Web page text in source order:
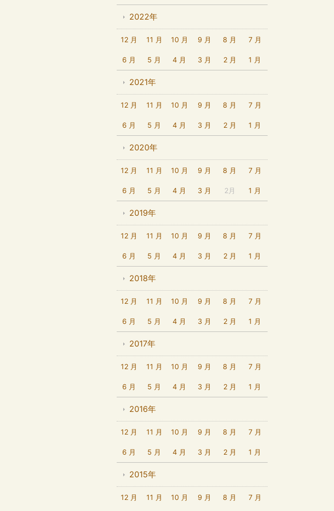
2022年
12 月 11 月 10 月 9 月 8 月 7 月
6 月 5 月 4 月 3 月 2 月 1 月
2021年
12 月 11 月 10 月 9 月 8 月 7 月
6 月 5 月 4 月 3 月 2 月 1 月
2020年
12 月 11 月 10 月 9 月 8 月 7 月
6 月 5 月 4 月 3 月 2月 1 月
2019年
12 月 11 月 10 月 9 月 8 月 7 月
6 月 5 月 4 月 3 月 2 月 1 月
2018年
12 月 11 月 10 月 9 月 8 月 7 月
6 月 5 月 4 月 3 月 2 月 1 月
2017年
12 月 11 月 10 月 9 月 8 月 7 月
6 月 5 月 4 月 3 月 2 月 1 月
2016年
12 月 11 月 10 月 9 月 8 月 7 月
6 月 5 月 4 月 3 月 2 月 1 月
2015年
12 月 11 月 10 月 9 月 8 月 7 月